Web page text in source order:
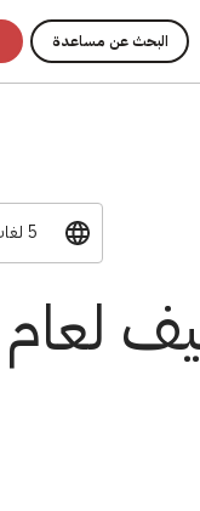
البحث عن مساعدة
لعام